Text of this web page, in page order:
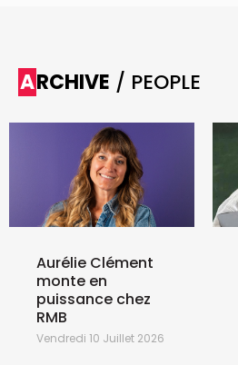
ARCHIVE / PEOPLE
Aurélie Clément
monte en
puissance chez
RMB
Vendredi 10 Juillet 2026